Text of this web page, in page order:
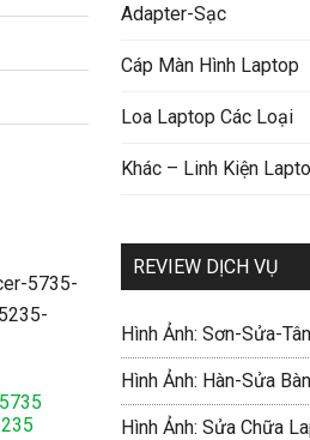
Adapter-Sạc
Cáp Màn Hình Laptop
Loa Laptop Các Loại
Khác – Linh Kiện
REVIEW DỊCH VỤ
Hình Ảnh: Sơn-Sửa-
Hình Ảnh: Hàn-Sửa
Hình Ảnh: Sửa Chữa